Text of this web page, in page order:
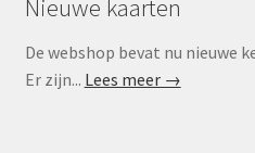
Nieuwe kaarten
De webshop bevat nu nieuwe
Er zijn... Lees meer →